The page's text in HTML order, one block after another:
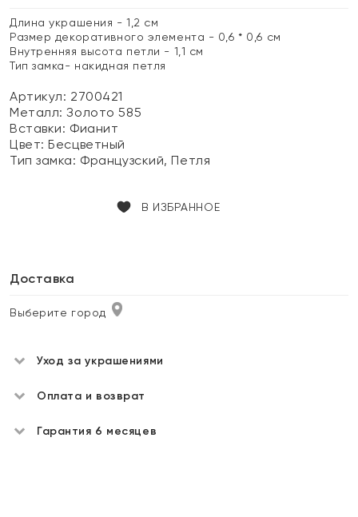
Длина украшения - 1,2 см
Размер декоративного элемента - 0,6 * 0,6 см
Внутренняя высота петли - 1,1 см
Тип замка- накидная петля
Артикул: 2700421
Металл:Золото 585
Вставки: Фианит
Цвет:Бесцветный
Тип замка: Французский, Петля
В ИЗБРАННОЕ
Доставка
Выберите город
Уход за украшениями
Оплата и возврат
Гарантия 6 месяцев